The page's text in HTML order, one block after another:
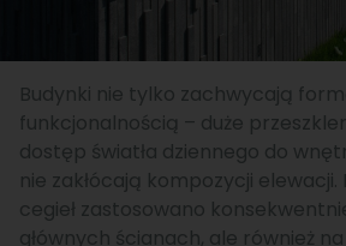
Budynki nie tylko zachwycają
funkcjonalnością – duże
dostęp światła dziennego do
nie zakłócają kompozycji elewacji.
cegieł zastosowano
głównych ścianach, ale również